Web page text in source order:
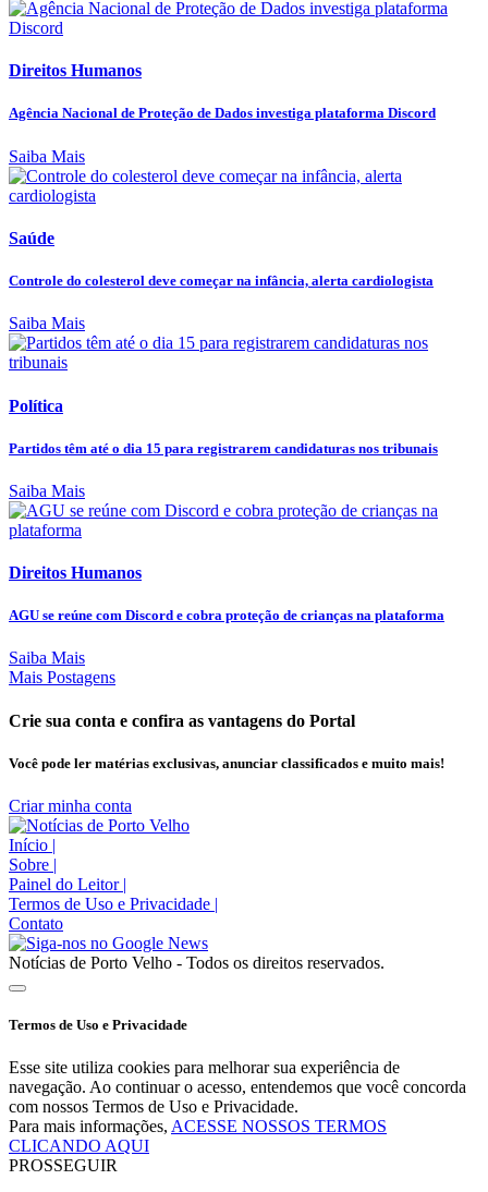
Direitos Humanos
Agência Nacional de Proteção de Dados investiga plataforma Discord
Saiba Mais
Saúde
Controle do colesterol deve começar na infância, alerta cardiologista
Saiba Mais
Política
Partidos têm até o dia 15 para registrarem candidaturas nos tribunais
Saiba Mais
Direitos Humanos
AGU se reúne com Discord e cobra proteção de crianças na plataforma
Saiba Mais
Mais Postagens
Crie sua conta e confira as vantagens do Portal
Você pode ler matérias exclusivas, anunciar classificados e muito mais!
Criar minha conta
Início |
Sobre |
Painel do Leitor |
Termos de Uso e Privacidade |
Contato
Notícias de Porto Velho - Todos os direitos reservados.
Termos de Uso e Privacidade
Esse site utiliza cookies para melhorar sua experiência de
navegação. Ao continuar o acesso, entendemos que você concorda
com nossos Termos de Uso e Privacidade.
Para mais informações, ACESSE NOSSOS TERMOS
CLICANDO AQUI
PROSSEGUIR